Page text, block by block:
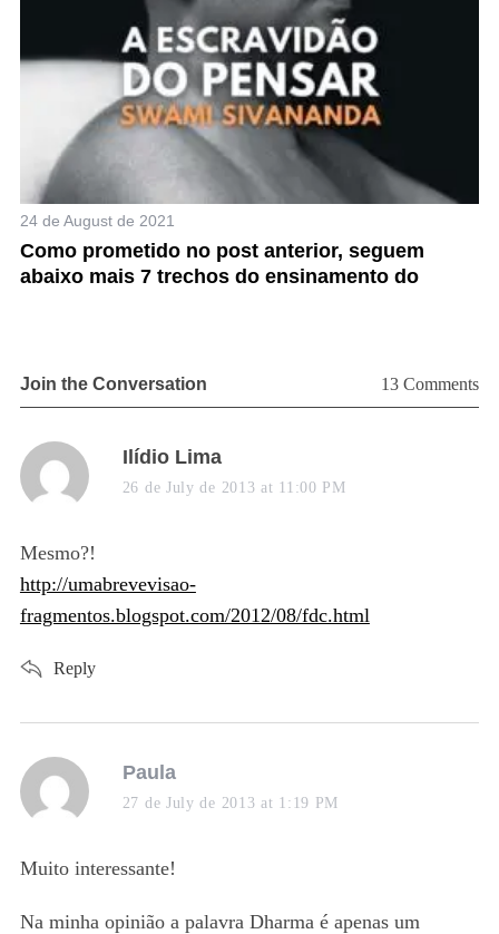
24 de August de 2021
Como prometido no post anterior, seguem
abaixo mais 7 trechos do ensinamento do
Join the Conversation 13 Comments
s
a
:
Ilídio Lima
26 de July de 2013 at 11:00 PM
Mesmo?!
http://umabrevevisao-
fragmentos.blogspot.com/2012/08/fdc.html
Reply
s
a
s
Paula
27 de July de 2013 at 1:19 PM
Muito interessante!
Na minha opinião a palavra Dharma é apenas um